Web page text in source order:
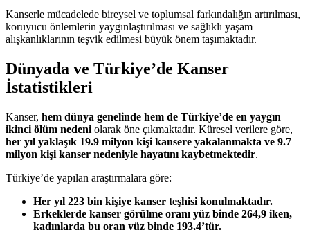
Kanserle mücadelede bireysel ve toplumsal farkındalığın artırılması,
koruyucu önlemlerin yaygınlaştırılması ve sağlıklı yaşam
alışkanlıklarının teşvik edilmesi büyük önem taşımaktadır.
Dünyada ve Türkiye’de Kanser
İstatistikleri
Kanser, hem dünya genelinde hem de Türkiye’de en yaygın
ikinci ölüm nedeni olarak öne çıkmaktadır. Küresel verilere göre,
her yıl yaklaşık 19.9 milyon kişi kansere yakalanmakta ve 9.7
milyon kişi kanser nedeniyle hayatını kaybetmektedir.
Türkiye’de yapılan araştırmalara göre:
Her yıl 223 bin kişiye kanser teşhisi konulmaktadır.
Erkeklerde kanser görülme oranı yüz binde 264,9 iken,
kadınlarda bu oran yüz binde 193,4’tür.